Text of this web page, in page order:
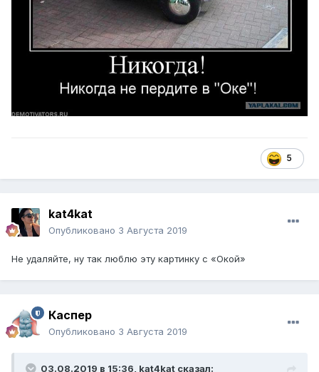
5
kat4kat
Опубликовано 3 Августа 2019
Не удаляйте, ну так люблю эту картинку с «Окой»
Каспер
Опубликовано 3 Августа 2019
03.08.2019 в 15:36, kat4kat сказал: